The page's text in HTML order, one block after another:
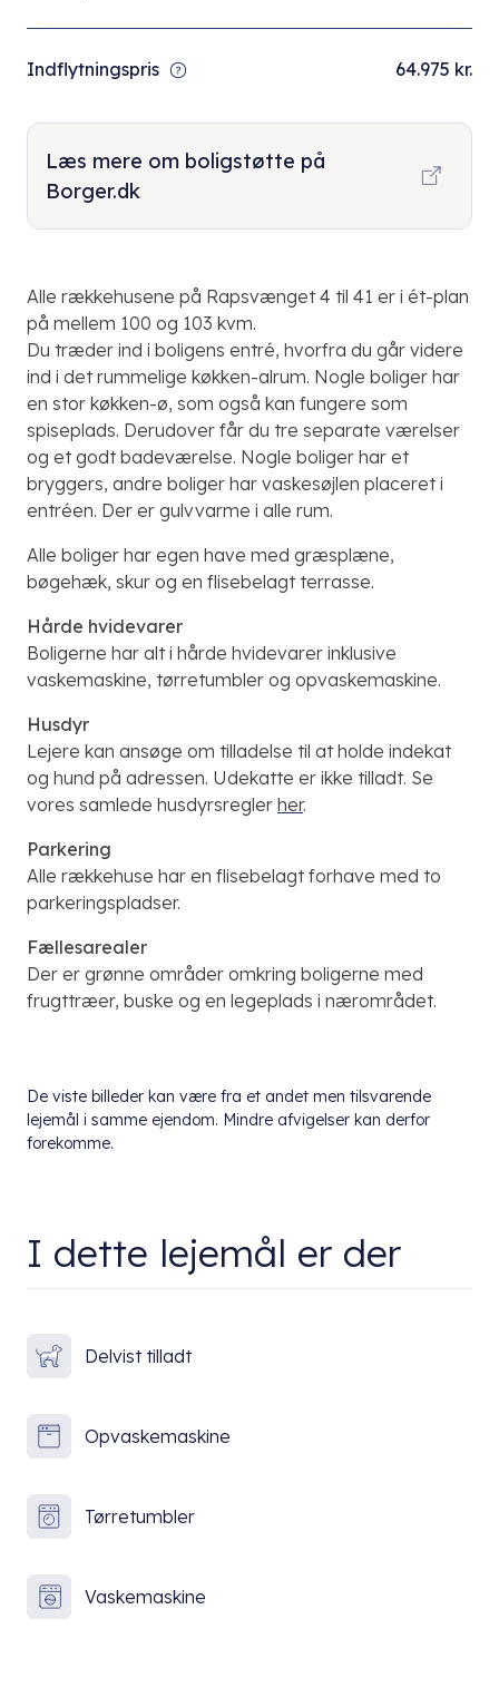
Alle rækkehusene på Rapsvænget 4 til 41 er i ét-plan
på mellem 100 og 103 kvm.
Du træder ind i boligens entré, hvorfra du går videre
ind i det rummelige køkken-alrum. Nogle boliger har
en stor køkken-ø, som også kan fungere som
spiseplads. Derudover får du tre separate værelser
og et godt badeværelse. Nogle boliger har et
bryggers, andre boliger har vaskesøjlen placeret i
entréen. Der er gulvvarme i alle rum.
Alle boliger har egen have med græsplæne,
bøgehæk, skur og en flisebelagt terrasse.
Hårde hvidevarer
Boligerne har alt i hårde hvidevarer inklusive
vaskemaskine, tørretumbler og opvaskemaskine.
Husdyr
Lejere kan ansøge om tilladelse til at holde indekat
og hund på adressen. Udekatte er ikke tilladt. Se
vores samlede husdyrsregler her.
Parkering
Alle rækkehuse har en flisebelagt forhave med to
parkeringspladser.
Fællesarealer
Der er grønne områder omkring boligerne med
frugttræer, buske og en legeplads i nærområdet.
De viste billeder kan være fra et andet men tilsvarende
lejemål i samme ejendom. Mindre afvigelser kan derfor
forekomme.
I dette lejemål er der
Delvist tilladt
Opvaskemaskine
Tørretumbler
Vaskemaskine
Indflytningspris 64.975 kr.
Læs mere om boligstøtte på
Borger.dk